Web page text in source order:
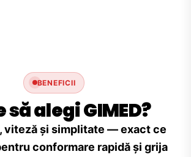
BENEFICII
să alegi GIMED?
viteză și simplitate — exact ce
conformare rapidă și grija